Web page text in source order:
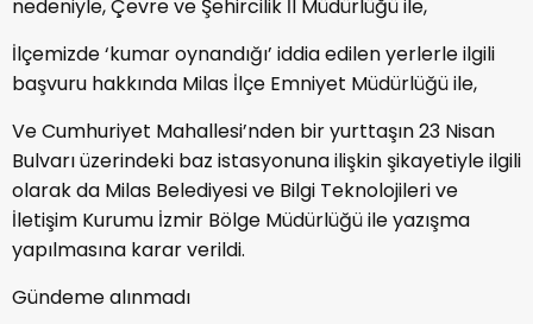
nedeniyle, Çevre ve Şehircilik İl Müdürlüğü ile,
İlçemizde ‘kumar oynandığı’ iddia edilen yerlerle ilgili
başvuru hakkında Milas İlçe Emniyet Müdürlüğü ile,
Ve Cumhuriyet Mahallesi’nden bir yurttaşın 23 Nisan
Bulvarı üzerindeki baz istasyonuna ilişkin şikayetiyle ilgili
olarak da Milas Belediyesi ve Bilgi Teknolojileri ve
İletişim Kurumu İzmir Bölge Müdürlüğü ile yazışma
yapılmasına karar verildi.
Gündeme alınmadı